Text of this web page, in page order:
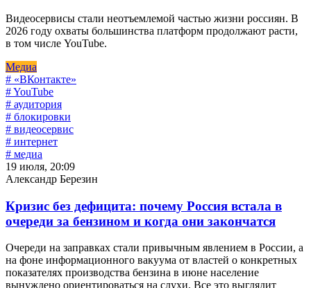
Видеосервисы стали неотъемлемой частью жизни россиян. В
2026 году охваты большинства платформ продолжают расти,
в том числе YouTube.
Медиа
# «ВКонтакте»
# YouTube
# аудитория
# блокировки
# видеосервис
# интернет
# медиа
19 июля, 20:09
Александр Березин
Кризис без дефицита: почему Россия встала в
очереди за бензином и когда они закончатся
Очереди на заправках стали привычным явлением в России, а
на фоне информационного вакуума от властей о конкретных
показателях производства бензина в июне население
вынуждено ориентироваться на слухи. Все это выглядит